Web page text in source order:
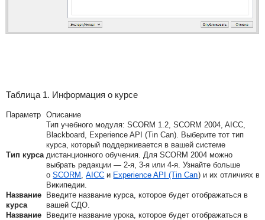
Таблица 1. Информация о курсе
Параметр Описание
Тип курса
Тип учебного модуля: SCORM 1.2, SCORM 2004, AICC,
Blackboard, Experience API (Tin Can). Выберите тот тип
курса, который поддерживается в вашей системе
дистанционного обучения. Для SCORM 2004 можно
выбрать редакции — 2-я, 3-я или 4-я. Узнайте больше
о SCORM , AICCи Experience API (Tin Can) и их отличиях в
Википедии.
Название
курса
Введите название курса, которое будет отображаться в
вашей СДО.
Название
Введите название урока, которое будет отображаться в